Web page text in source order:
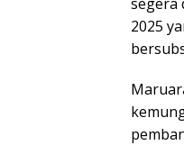
2025